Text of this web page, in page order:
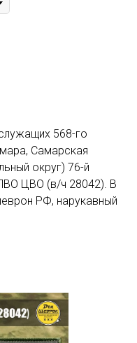
568-го
Самарская
округ) 76-й
ЦВО (в/ч 28042). В
РФ, нарукавный